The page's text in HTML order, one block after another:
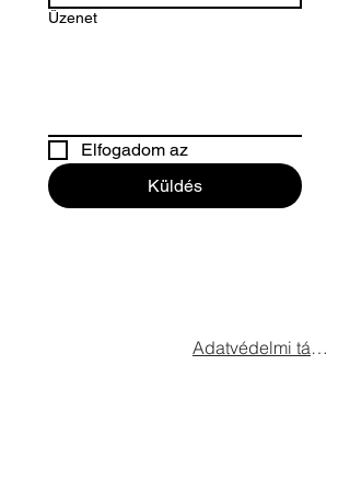
Üzenet
Küldés
Adatvédelmi tájékoztatót.